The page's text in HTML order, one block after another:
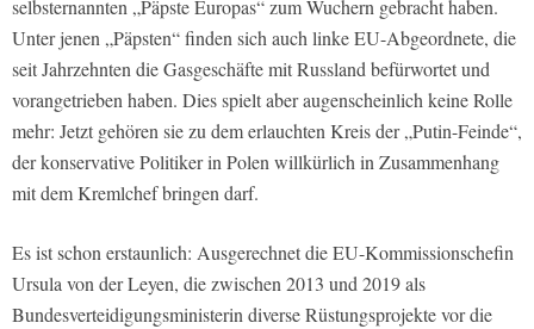
selbsternannten „Päpste Europas“ zum Wuchern gebracht haben.
Unter jenen „Päpsten“ finden sich auch linke EU-Abgeordnete, die
seit Jahrzehnten die Gasgeschäfte mit Russland befürwortet und
vorangetrieben haben. Dies spielt aber augenscheinlich keine Rolle
mehr: Jetzt gehören sie zu dem erlauchten Kreis der „Putin-Feinde“,
der konservative Politiker in Polen willkürlich in Zusammenhang
mit dem Kremlchef bringen darf.
Es ist schon erstaunlich: Ausgerechnet die EU-Kommissionschefin
Ursula von der Leyen, die zwischen 2013 und 2019 als
Bundesverteidigungsministerin diverse Rüstungsprojekte vor die